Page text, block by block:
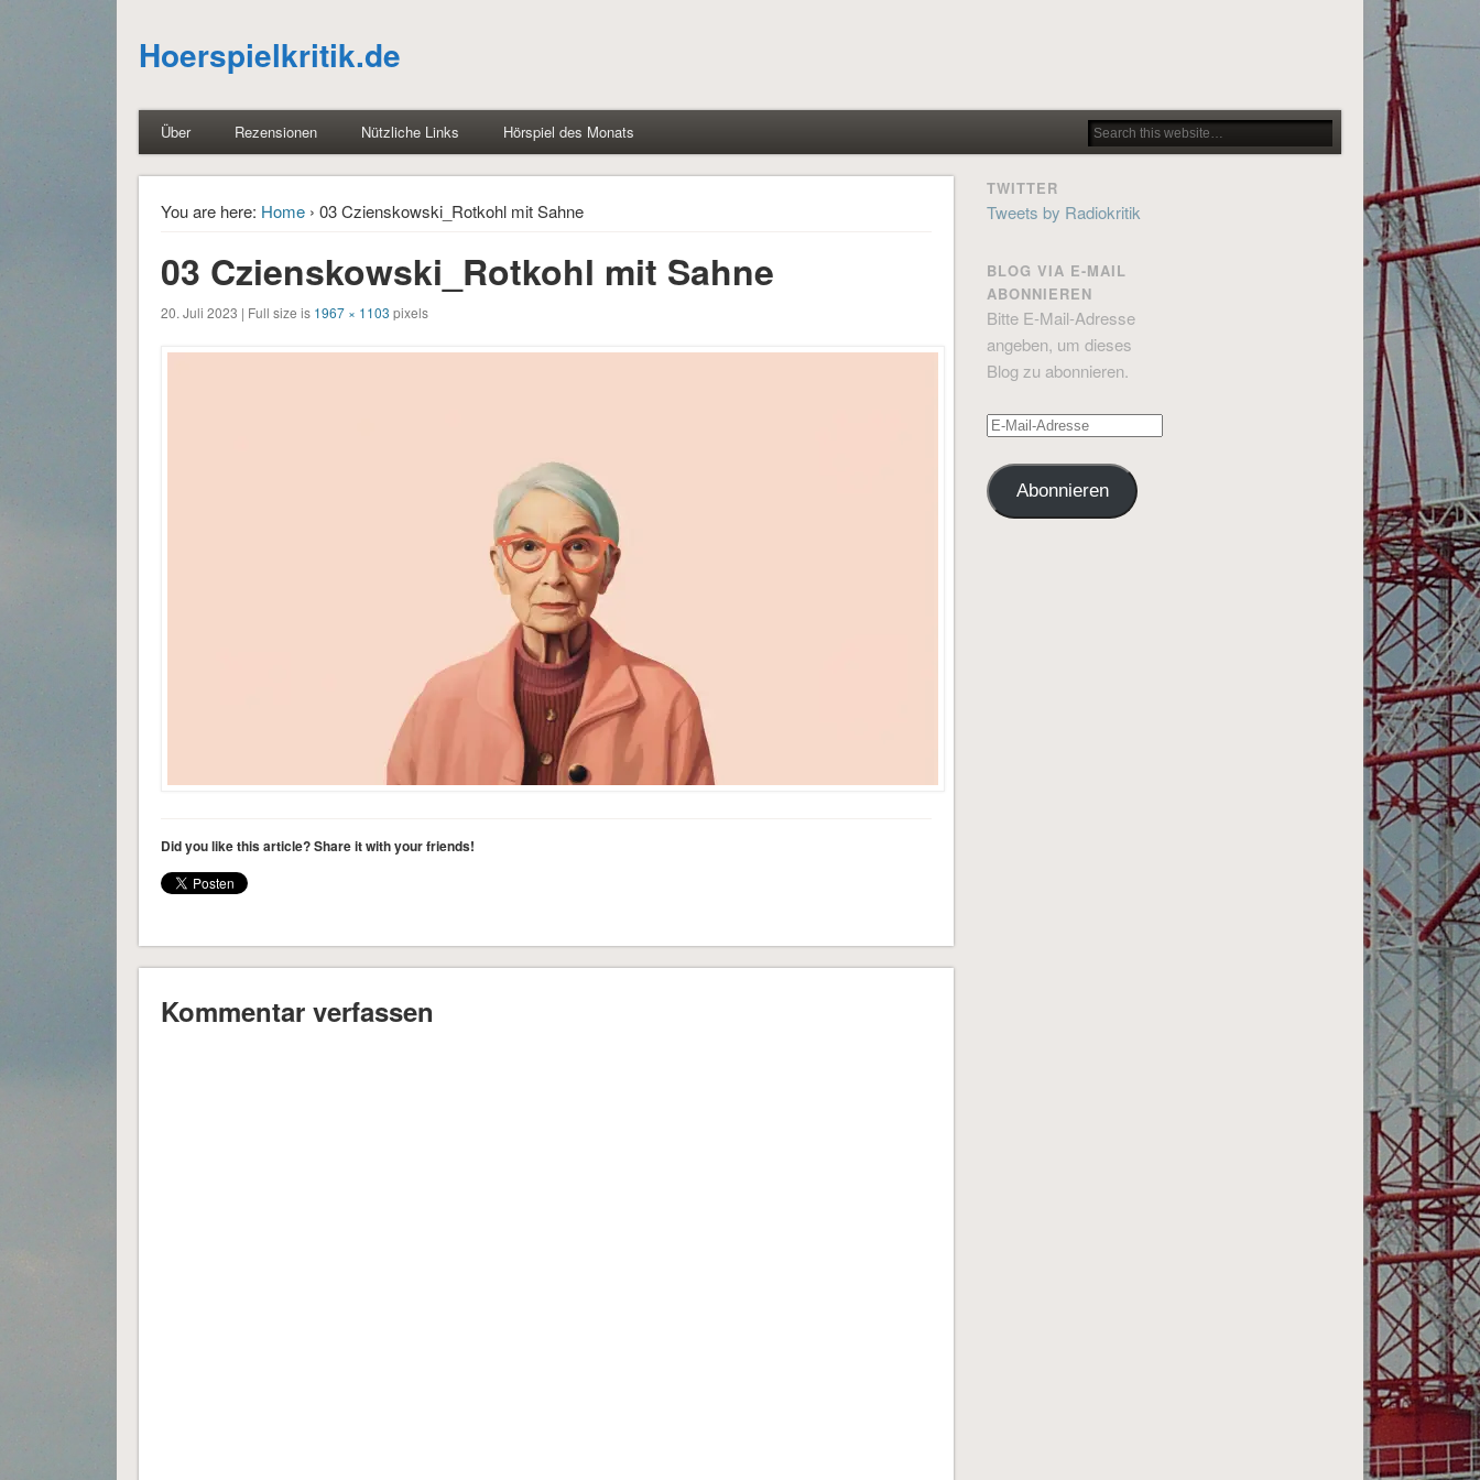
Hoerspielkritik.de
Über Rezensionen Nützliche Links Hörspiel des Monats
You are here: Home› 03 Czienskowski_Rotkohl mit Sahne
03 Czienskowski_Rotkohl mit Sahne
20. Juli 2023 | Full size is 1967 × 1103 pixels
Did you like this article? Share it with your friends!
Kommentar verfassen
TWITTER
Tweets by Radiokritik
BLOG VIA E-MAIL
ABONNIEREN
Bitte E-Mail-Adresse
angeben, um dieses
Blog zu abonnieren.
E-
Adresse
Abonnieren